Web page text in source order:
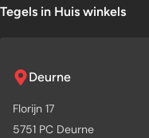
Tegels in Huis winkels
Deurne
Florijn 17
5751 PC Deurne